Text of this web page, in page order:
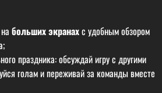
больших экранахс удобным обзором
праздника: обсуждай игру с другими
голам и переживай за команды вместе